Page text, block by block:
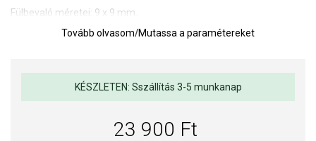
Fülbevaló méretei: 9 x 9 mm.
Rögzítés: stekker.
benne, hogy eredeti ékszert vásárol, a komplett márkás
Tovább olvasom/Mutassa a paramétereket
KÉSZLETEN: Sszállítás 3-5 munkanap
23 900 Ft